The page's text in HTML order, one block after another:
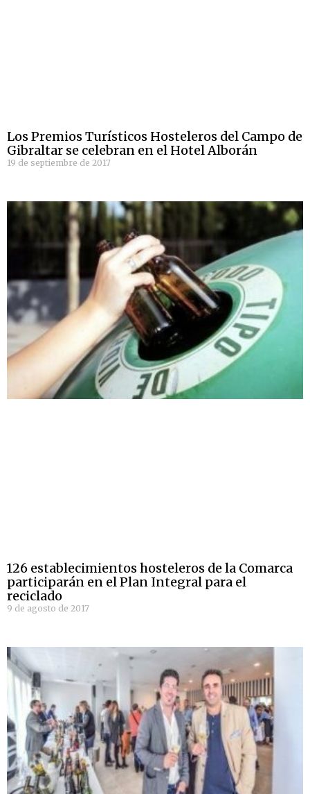
Los Premios Turísticos Hosteleros del Campo de
Gibraltar se celebran en el Hotel Alborán
19 de septiembre de 2017
126 establecimientos hosteleros de la Comarca
participarán en el Plan Integral para el
reciclado
9 de agosto de 2017